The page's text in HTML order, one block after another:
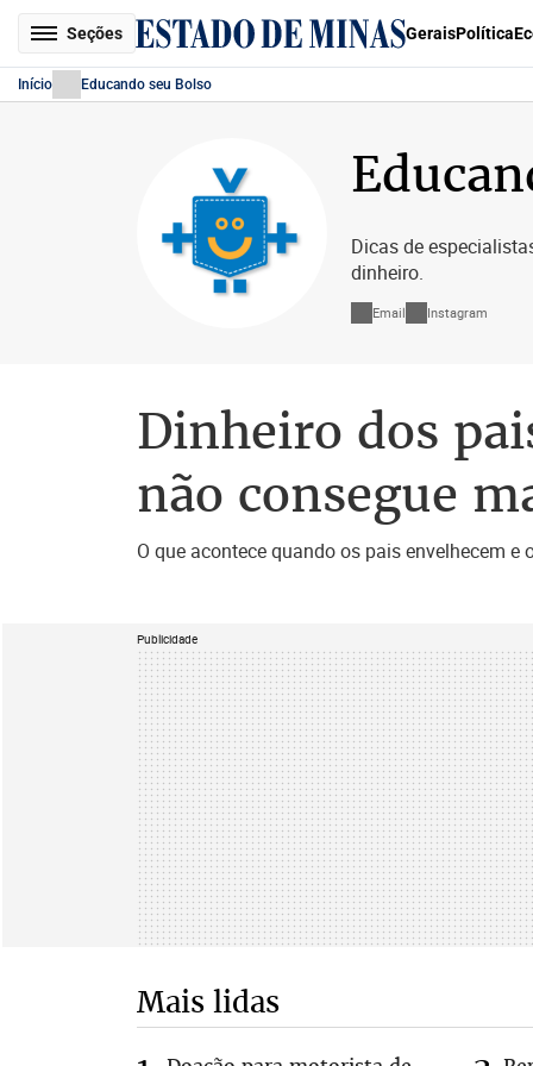
Seções GeraisPolítica
Início Educando seu Bolso
Dicas de
dinheiro.
Email Instagram
Dinheiro dos
não consegue
O que acontece quando os pais envelhecem
Publicidade
Mais lidas